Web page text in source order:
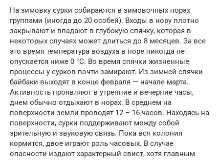
На зимовку сурки собираются в зимовочных норах
группами (иногда до 20 особей). Входы в нору плотно
закрывают и впадают в глубокую спячку, которая в
некоторых случаях может длиться до 8 месяцев. За все
это время температура воздуха в норе никогда не
опускается ниже 0 °C. Во время спячки жизненные
процессы у сурков почти замирают. Из зимней спячки
байбаки выходят в конце февраля — начале марта.
Активность проявляют в утренние и вечерние часы,
днем обычно отдыхают в норах. В среднем на
поверхности земли проводят 12 – 16 часов. Находясь на
поверхности, сурки поддерживают между собой
зрительную и звуковую связь. Пока вся колония
кормится, двое играют роль часовых. В случае
опасности издают характерный свист, хотя главным